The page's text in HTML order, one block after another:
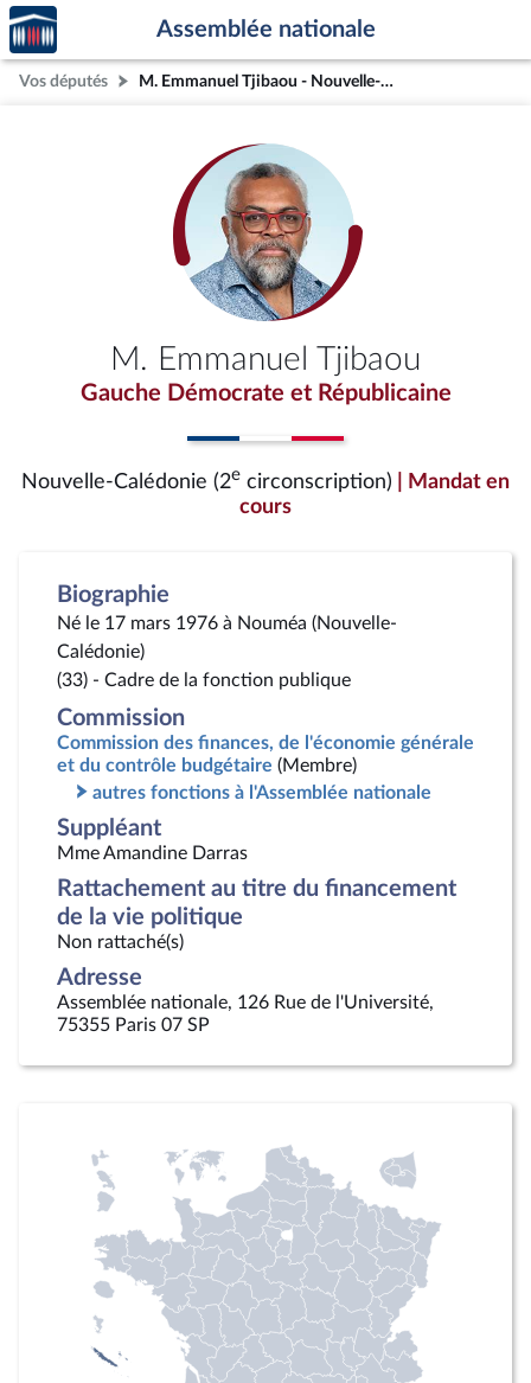
Aller au contenu
Aller en bas de la page
Accèder
à la
page
d'accueil
Assemblée nationale
Vos députés M. Emmanuel Tjibaou - Nouvelle-Calédonie (2e circonscription)
M. Emmanuel Tjibaou
Gauche Démocrate et Républicaine
Nouvelle-Calédonie (2e circonscription)
| Mandat en
cours
Biographie
Né le 17 mars 1976 à Nouméa (Nouvelle-
Calédonie)
(33) - Cadre de la fonction publique
Commission
Commission des finances, de l'économie générale
et du contrôle budgétaire (Membre)
autres fonctions à l'Assemblée nationale
Suppléant
Mme Amandine Darras
Rattachement au titre du financement
de la vie politique
Non rattaché(s)
Adresse
Assemblée nationale, 126 Rue de l'Université,
75355 Paris 07 SP